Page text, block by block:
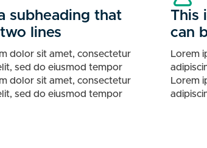
subheading that
lines
dolor sit amet, consectetur
sed do eiusmod tempor
dolor sit amet, consectetur
sed do eiusmod tempor
This
can
Lorem
Lorem